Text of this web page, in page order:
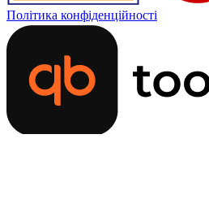
Політика конфіденційності